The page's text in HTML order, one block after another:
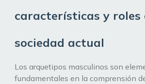
características y roles
sociedad actual
Los arquetipos masculinos son
fundamentales en la comprensión